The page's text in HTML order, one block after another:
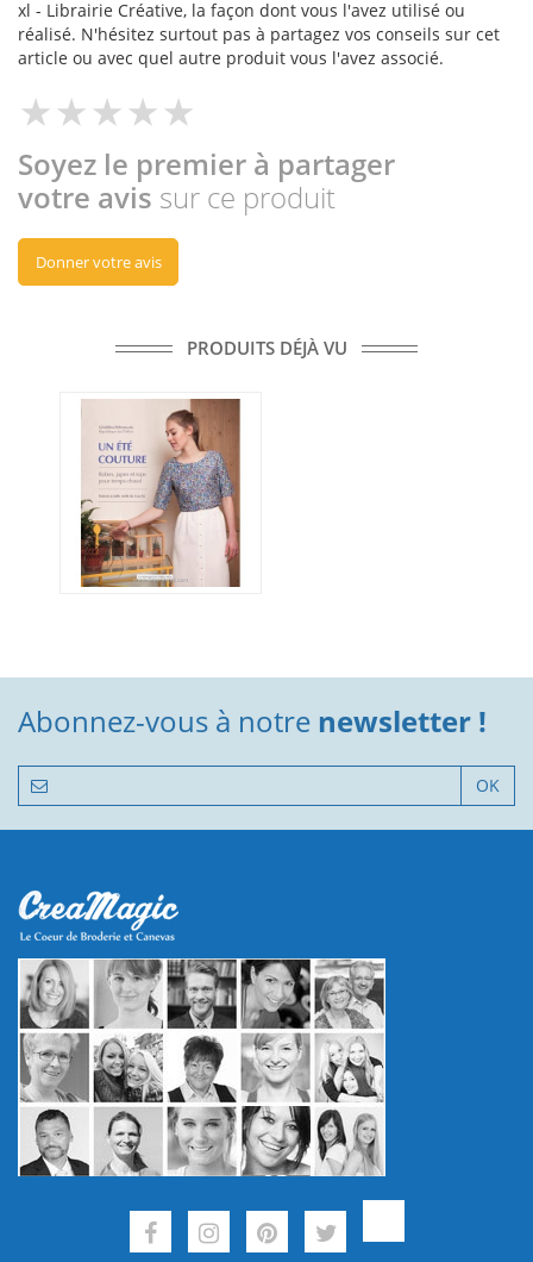
xl - Librairie Créative, la façon dont vous l'avez utilisé ou
réalisé. N'hésitez surtout pas à partagez vos conseils sur cet
article ou avec quel autre produit vous l'avez associé.
Soyez le premier à partager
votre avis sur ce produit
Donner votre avis
PRODUITS DÉJÀ VU
Abonnez-vous à notre newsletter !
OK